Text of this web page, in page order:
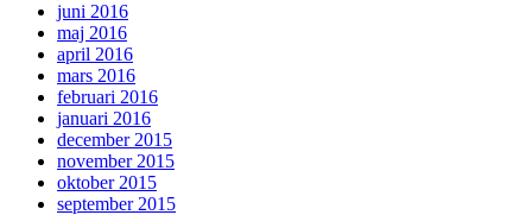
juni 2016
maj 2016
april 2016
mars 2016
februari 2016
januari 2016
december 2015
november 2015
oktober 2015
september 2015